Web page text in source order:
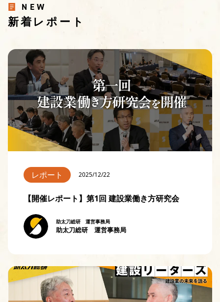
NEW
新着レポート
レポート 2025/12/22
【開催レポート】第1回 建設業働き方研究会
助太刀総研 運営事務局
助太刀総研 運営事務局